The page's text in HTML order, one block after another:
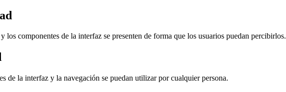
componentes de la interfaz se presenten de forma que los usuarios puedan percibirlos.
de la interfaz y la navegación se puedan utilizar por cualquier persona.